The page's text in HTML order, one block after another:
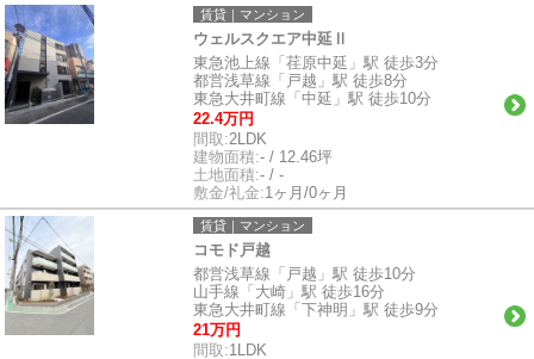
賃貸｜マンション
ウェルスクエア中延Ⅱ
東急池上線「荏原中延」駅 徒歩3分
都営浅草線「戸越」駅 徒歩8分
東急大井町線「中延」駅 徒歩10分
22.4万円
間取:2LDK
建物面積:- / 12.46坪
土地面積:- / -
敷金/礼金:1ヶ月/0ヶ月
賃貸｜マンション
コモド戸越
都営浅草線「戸越」駅 徒歩10分
山手線「大崎」駅 徒歩16分
東急大井町線「下神明」駅 徒歩9分
21万円
間取:1LDK